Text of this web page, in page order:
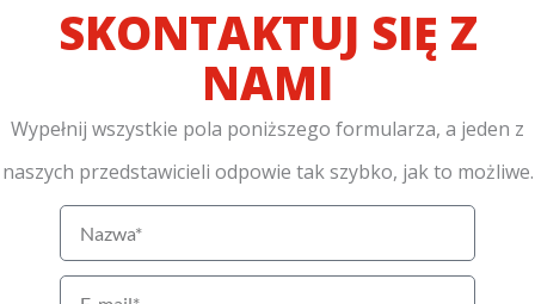
SKONTAKTUJ SIĘ Z
NAMI
Wypełnij wszystkie pola poniższego formularza, a jeden z
naszych przedstawicieli odpowie tak szybko, jak to możliwe.
a
z